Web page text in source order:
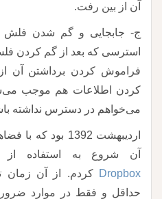
آن از بین رفت.
ج- جابجایی و گم شدن فلش
استرسی که بعد از گم کردن
فراموش کردن برداشتن آن
کردن اطلاعات هم موجب
می‌خواهم در دسترس نداشته
اردیبهشت 1392
آن شروع به استفاده از
Dropbox کردم. از آن زمان
حداقل و فقط در موارد